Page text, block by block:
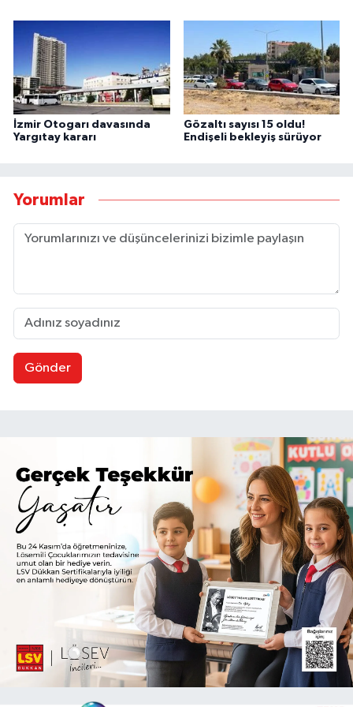
İzmir Otogarı davasında
Yargıtay kararı
Gözaltı sayısı 15 oldu!
Endişeli bekleyiş sürüyor
Yorumlar
Gönder